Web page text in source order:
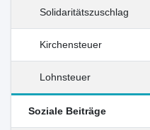
Solidaritätszuschlag
Kirchensteuer
Lohnsteuer
Soziale Beiträge